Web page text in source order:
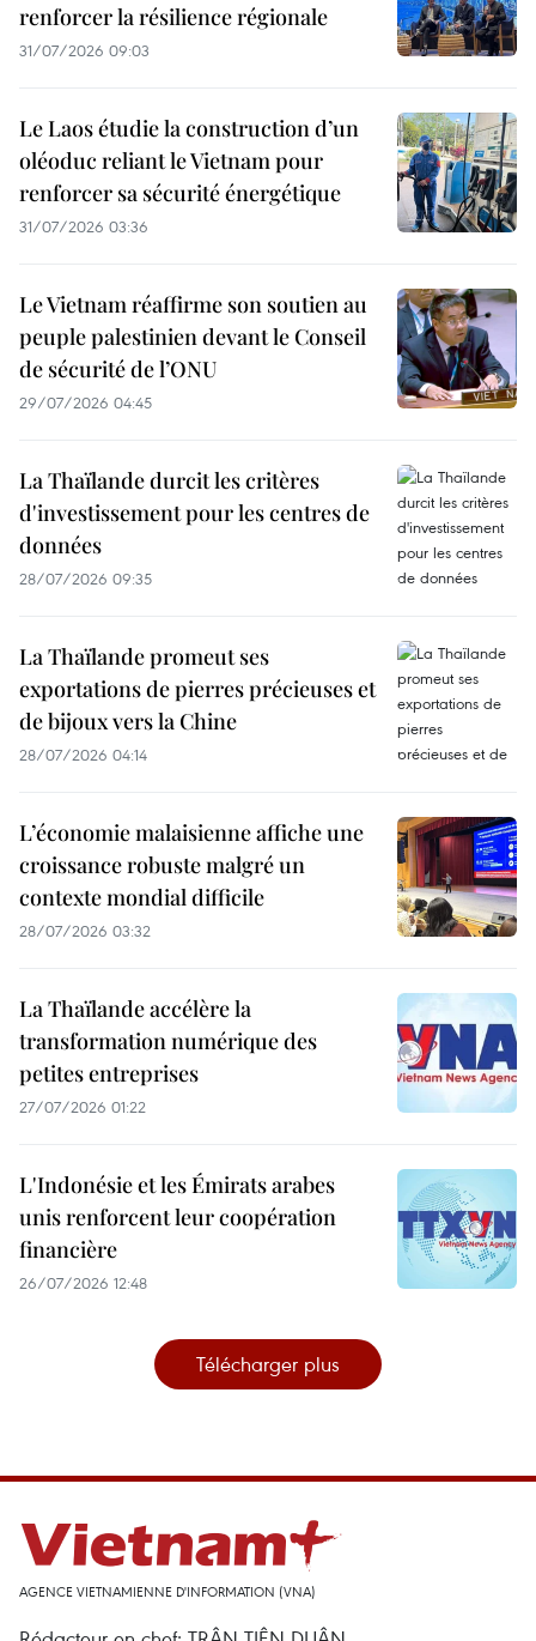
renforcer la résilience régionale
31/07/2026 09:03
Le Laos étudie la construction d’un
oléoduc reliant le Vietnam pour
renforcer sa sécurité énergétique
31/07/2026 03:36
Le Vietnam réaffirme son soutien au
peuple palestinien devant le Conseil
de sécurité de l’ONU
29/07/2026 04:45
La Thaïlande durcit les critères
d'investissement pour les centres de
données
28/07/2026 09:35
La Thaïlande promeut ses
exportations de pierres précieuses et
de bijoux vers la Chine
28/07/2026 04:14
L’économie malaisienne affiche une
croissance robuste malgré un
contexte mondial difficile
28/07/2026 03:32
La Thaïlande accélère la
transformation numérique des
petites entreprises
27/07/2026 01:22
L'Indonésie et les Émirats arabes
unis renforcent leur coopération
financière
26/07/2026 12:48
Télécharger plus
AGENCE VIETNAMIENNE D'INFORMATION (VNA)